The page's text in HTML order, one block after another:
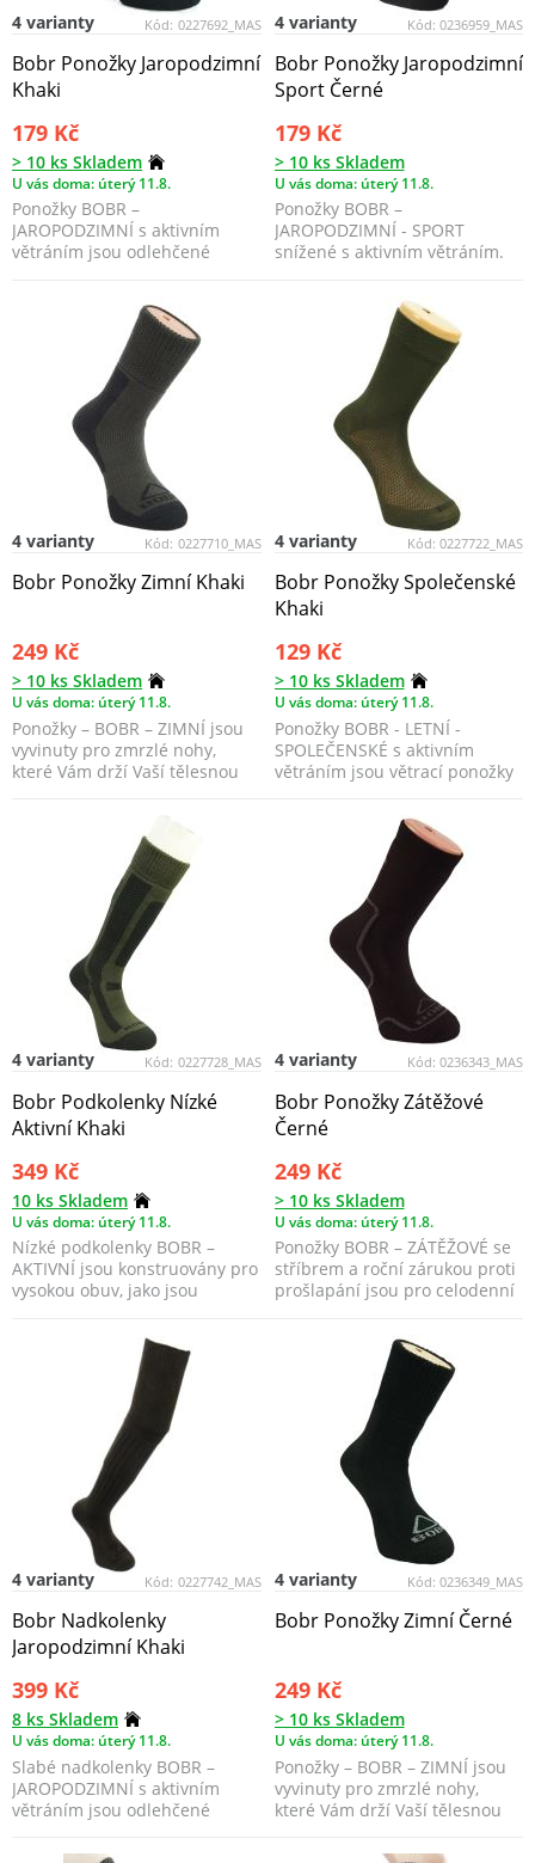
Kód: 0227692_MAS
4 varianty
Bobr Ponožky Jaropodzimní
Khaki
179 Kč
> 10 ks Skladem
U vás doma: úterý 11.8.
Ponožky BOBR –
JAROPODZIMNÍ s aktivním
větráním jsou odlehčené
Kód: 0236959_MAS
4 varianty
Bobr Ponožky Jaropodzimní
Sport Černé
179 Kč
> 10 ks Skladem
U vás doma: úterý 11.8.
Ponožky BOBR –
JAROPODZIMNÍ - SPORT
snížené s aktivním větráním.
Kód: 0227710_MAS
4 varianty
Bobr Ponožky Zimní Khaki
249 Kč
> 10 ks Skladem
U vás doma: úterý 11.8.
Ponožky – BOBR – ZIMNÍ jsou
vyvinuty pro zmrzlé nohy,
které Vám drží Vaší tělesnou
Kód: 0227722_MAS
4 varianty
Bobr Ponožky Společenské
Khaki
129 Kč
> 10 ks Skladem
U vás doma: úterý 11.8.
Ponožky BOBR - LETNÍ -
SPOLEČENSKÉ s aktivním
větráním jsou větrací ponožky
Kód: 0227728_MAS
4 varianty
Bobr Podkolenky Nízké
Aktivní Khaki
349 Kč
10 ks Skladem
U vás doma: úterý 11.8.
Nízké podkolenky BOBR –
AKTIVNÍ jsou konstruovány pro
vysokou obuv, jako jsou
Kód: 0236343_MAS
4 varianty
Bobr Ponožky Zátěžové
Černé
249 Kč
> 10 ks Skladem
U vás doma: úterý 11.8.
Ponožky BOBR – ZÁTĚŽOVÉ se
stříbrem a roční zárukou proti
prošlapání jsou pro celodenní
Kód: 0227742_MAS
4 varianty
Bobr Nadkolenky
Jaropodzimní Khaki
399 Kč
8 ks Skladem
U vás doma: úterý 11.8.
Slabé nadkolenky BOBR –
JAROPODZIMNÍ s aktivním
větráním jsou odlehčené
Kód: 0236349_MAS
4 varianty
Bobr Ponožky Zimní Černé
249 Kč
> 10 ks Skladem
U vás doma: úterý 11.8.
Ponožky – BOBR – ZIMNÍ jsou
vyvinuty pro zmrzlé nohy,
které Vám drží Vaší tělesnou